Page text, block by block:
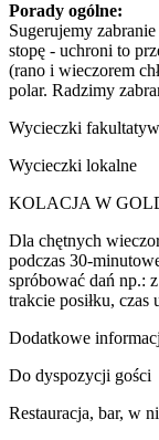
Porady ogólne:
Sugerujemy
stopę - uchroni to
(rano i wieczorem
polar. Radzimy
Wycieczki
Wycieczki lokalne
KOLACJA W
Dla chętnych
podczas 30-
spróbować dań np.:
trakcie posiłku,
Dodatkowe
Do dyspozycji gości
Restauracja, bar, w